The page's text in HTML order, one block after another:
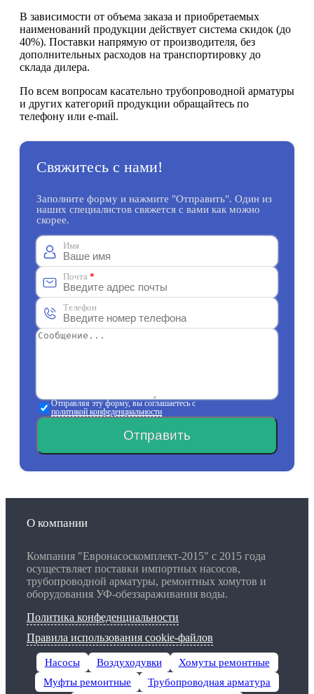
В зависимости от объема заказа и приобретаемых
наименований продукции действует система скидок (до
40%). Поставки напрямую от производителя, без
дополнительных расходов на транспортировку до
склада дилера.
По всем вопросам касательно трубопроводной арматуры
и других категорий продукции обращайтесь по
телефону или e-mail.
Свяжитесь с нами!
Заполните форму и нажмите "Отправить". Один из
наших специалистов свяжется с вами как можно
скорее.
Имя
Почта *
Телефон
Отправляя эту форму, вы соглашаетесь с
политикой конфеденциальности
Отправить
О компании
Компания "Евронасоскомплект-2015" с 2015 года
осуществляет поставки импортных насосов,
трубопроводной арматуры, ремонтных хомутов и
оборудования УФ-обеззараживания воды.
Политика конфеденциальности
Правила использования cookie-файлов
Насосы Воздуходувки
Хомуты ремонтные
Муфты ремонтные
Трубопроводная арматура